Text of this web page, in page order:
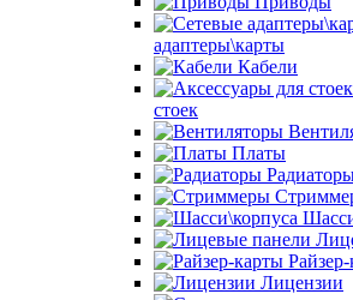
адаптеры\карты
Кабели
стоек
Платы
Лицензии